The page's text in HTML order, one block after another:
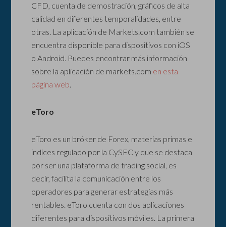
CFD, cuenta de demostración, gráficos de alta
calidad en diferentes temporalidades, entre
otras. La aplicación de Markets.com también se
encuentra disponible para dispositivos con iOS
o Android. Puedes encontrar más información
sobre la aplicación de markets.com en esta
página web.
eToro
eToro es un bróker de Forex, materias primas e
índices regulado por la CySEC y que se destaca
por ser una plataforma de trading social, es
decir, facilita la comunicación entre los
operadores para generar estrategias más
rentables. eToro cuenta con dos aplicaciones
diferentes para dispositivos móviles. La primera